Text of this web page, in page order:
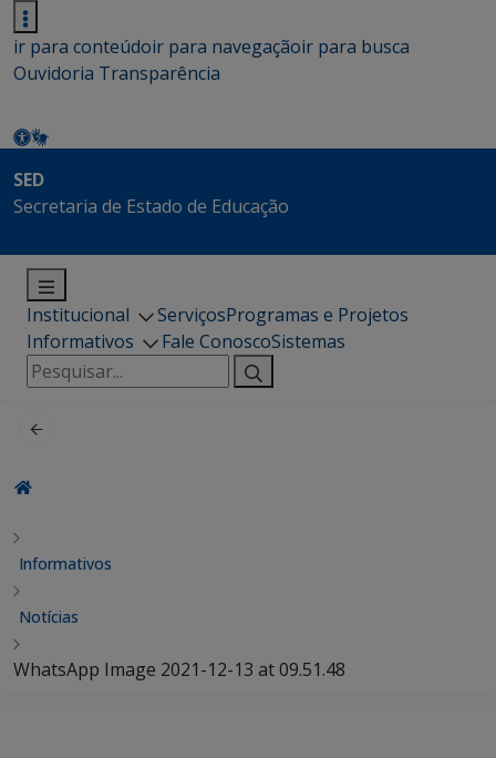
ir para conteúdoir para navegaçãoir para busca
Ouvidoria Transparência
SED
Secretaria de Estado de Educação
Institucional ServiçosProgramas e Projetos
Informativos
Fale ConoscoSistemas
Pesquisar
por:
Informativos
Notícias
WhatsApp Image 2021-12-13 at 09.51.48